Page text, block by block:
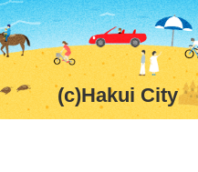
(c)Hakui City